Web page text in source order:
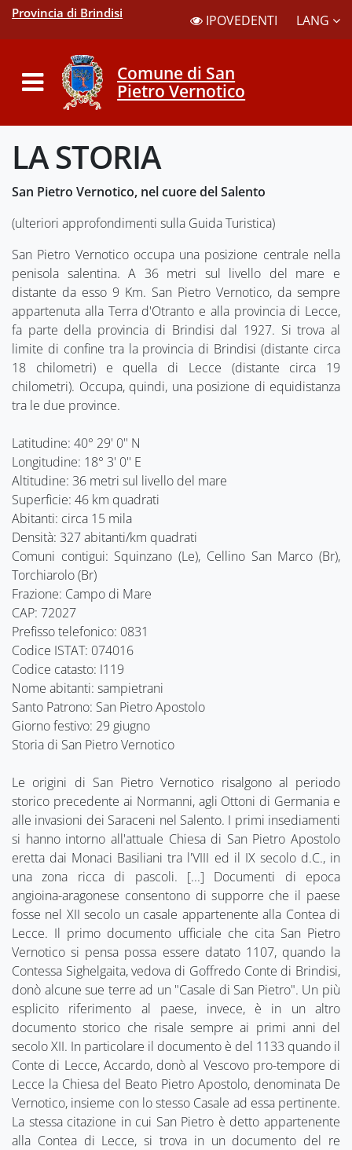
Provincia di Brindisi IPOVEDENTI LANG
Comune di San
Pietro Vernotico
LA STORIA
San Pietro Vernotico, nel cuore del Salento
(ulteriori approfondimenti sulla Guida Turistica)
San Pietro Vernotico occupa una posizione centrale nella
penisola salentina. A 36 metri sul livello del mare e
distante da esso 9 Km. San Pietro Vernotico, da sempre
appartenuta alla Terra d'Otranto e alla provincia di Lecce,
fa parte della provincia di Brindisi dal 1927. Si trova al
limite di confine tra la provincia di Brindisi (distante circa
18 chilometri) e quella di Lecce (distante circa 19
chilometri). Occupa, quindi, una posizione di equidistanza
tra le due province.
Latitudine: 40° 29' 0'' N
Longitudine: 18° 3' 0'' E
Altitudine: 36 metri sul livello del mare
Superficie: 46 km quadrati
Abitanti: circa 15 mila
Densità: 327 abitanti/km quadrati
Comuni contigui: Squinzano (Le), Cellino San Marco (Br),
Torchiarolo (Br)
Frazione: Campo di Mare
CAP: 72027
Prefisso telefonico: 0831
Codice ISTAT: 074016
Codice catasto: I119
Nome abitanti: sampietrani
Santo Patrono: San Pietro Apostolo
Giorno festivo: 29 giugno
Storia di San Pietro Vernotico
Le origini di San Pietro Vernotico risalgono al periodo
storico precedente ai Normanni, agli Ottoni di Germania e
alle invasioni dei Saraceni nel Salento. I primi insediamenti
si hanno intorno all'attuale Chiesa di San Pietro Apostolo
eretta dai Monaci Basiliani tra l'VIII ed il IX secolo d.C., in
una zona ricca di pascoli. [...] Documenti di epoca
angioina-aragonese consentono di supporre che il paese
fosse nel XII secolo un casale appartenente alla Contea di
Lecce. Il primo documento ufficiale che cita San Pietro
Vernotico si pensa possa essere datato 1107, quando la
Contessa Sighelgaita, vedova di Goffredo Conte di Brindisi,
donò alcune sue terre ad un "Casale di San Pietro". Un più
esplicito riferimento al paese, invece, è in un altro
documento storico che risale sempre ai primi anni del
secolo XII. In particolare il documento è del 1133 quando il
Conte di Lecce, Accardo, donò al Vescovo pro-tempore di
Lecce la Chiesa del Beato Pietro Apostolo, denominata De
Vernotico, insieme con lo stesso Casale ad essa pertinente.
La stessa citazione in cui San Pietro è detto appartenente
alla Contea di Lecce, si trova in un documento del re